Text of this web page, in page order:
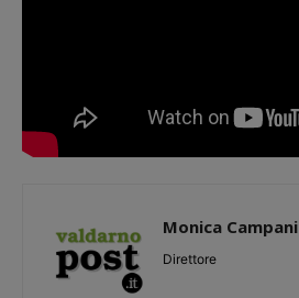
Monica Campani
Direttore